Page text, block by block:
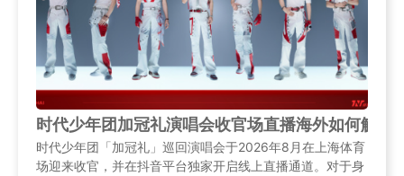
时代少年团加冠礼演唱会收官场直播海外如何解锁
时代少年团「加冠礼」巡回演唱会于2026年8月在上海体育
场迎来收官，并在抖音平台独家开启线上直播通道。对于身